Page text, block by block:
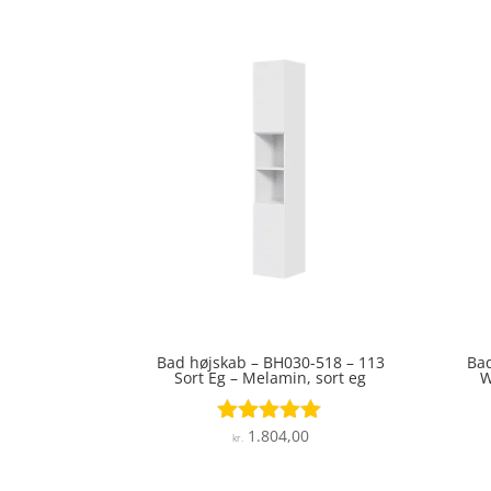
Bad højskab – BH030-518 – 113
Sort Eg – Melamin, sort eg
Vurderet
kr.1.804,00